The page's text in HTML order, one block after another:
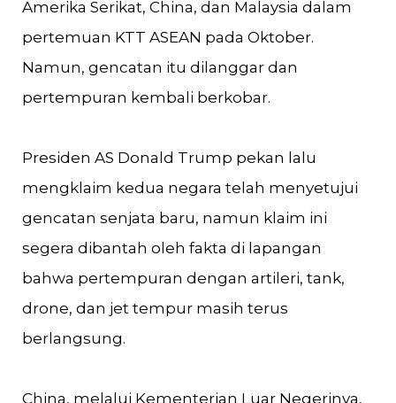
Amerika Serikat, China, dan Malaysia dalam
pertemuan KTT ASEAN pada Oktober.
Namun, gencatan itu dilanggar dan
pertempuran kembali berkobar.
Presiden AS Donald Trump pekan lalu
mengklaim kedua negara telah menyetujui
gencatan senjata baru, namun klaim ini
segera dibantah oleh fakta di lapangan
bahwa pertempuran dengan artileri, tank,
drone, dan jet tempur masih terus
berlangsung.
China, melalui Kementerian Luar Negerinya,